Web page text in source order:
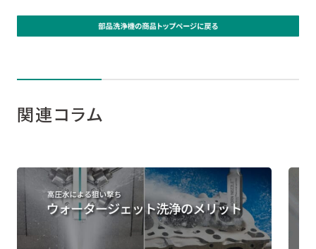
関連コラム